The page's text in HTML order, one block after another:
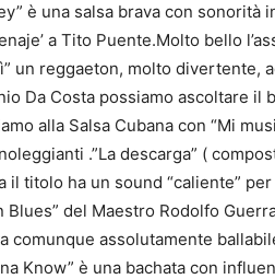
è una salsa brava con
a Tito Puente.Molto bello
un reggaeton, molto divertente,
Da Costa possiamo ascoltare il
alla Salsa Cubana con “Mi
.”La descarga” (
il titolo ha un sound “caliente”
Blues” del Maestro Rodolfo
comunque assolutamente
Know” è una bachata con